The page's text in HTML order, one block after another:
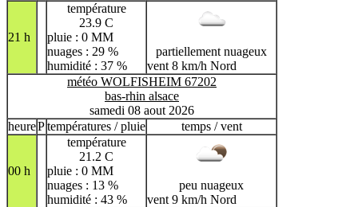
21 h
température
23.9 C
pluie : 0 MM
nuages : 29 %
humidité : 37 %
partiellement nuageux
vent 8 km/h Nord
météo WOLFISHEIM 67202
bas-rhin alsace
samedi 08 aout 2026
heurePtempératures / pluie temps / vent
00 h
température
21.2 C
pluie : 0 MM
nuages : 13 %
humidité : 43 %
peu nuageux
vent 9 km/h Nord